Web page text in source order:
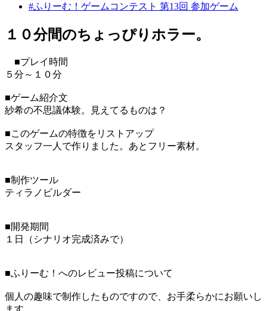
#ふりーむ！ゲームコンテスト 第13回 参加ゲーム
１０分間のちょっぴりホラー。
■プレイ時間
５分～１０分
■ゲーム紹介文
紗希の不思議体験。見えてるものは？
■このゲームの特徴をリストアップ
スタッフ一人で作りました。あとフリー素材。
■制作ツール
ティラノビルダー
■開発期間
１日（シナリオ完成済みで）
■ふりーむ！へのレビュー投稿について
個人の趣味で制作したものですので、お手柔らかにお願いし
ます。